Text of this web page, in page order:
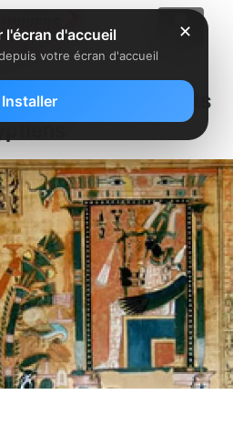
Le Livre des morts
✕
l'écran d'accueil
votre écran d'accueil
Installer